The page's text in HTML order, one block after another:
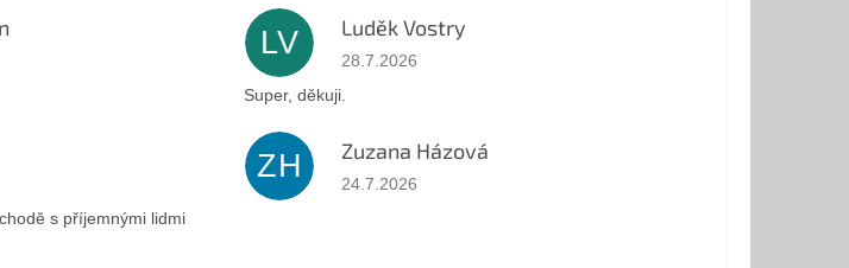
5 z 5 hvězdiček. LV Luděk Vostry
Hodnocení obchodu je 5 z 5 hvězdiček.
28.7.2026
Super, děkuji.
5 z 5 hvězdiček.
s příjemnými lidmi
ZH Zuzana Házová
Hodnocení obchodu je 5 z 5 hvězdiček.
24.7.2026